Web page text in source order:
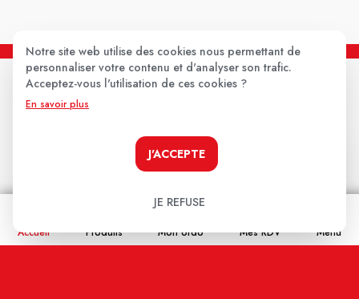
Accueil Produits Mon ordo Mes RDV Menu
Paiement 100% sécurisé
Notre site web utilise des cookies nous permettant de
personnaliser votre contenu et d'analyser son trafic.
Acceptez-vous l'utilisation de ces cookies ?
En savoir plus
J'ACCEPTE
JE REFUSE